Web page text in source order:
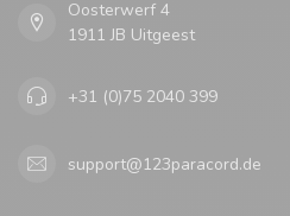
Oosterwerf 4
1911 JB Uitgeest
+31 (0)75 2040 399
support@123paracord.de